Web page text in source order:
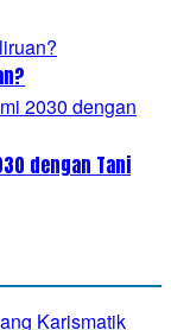
dengan Tani